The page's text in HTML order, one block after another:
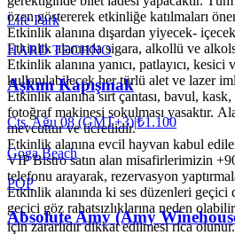
özen göstererek etkinliğe katılmaları
Etkinlik alanına dışardan yiyecek-
Etkinlik alanında sigara, alkollü ve
Etkinlik alanına yanıcı, patlayıcı, kesici
kullanılabilecek her türlü alet ve lazer
Etkinlik alanına sırt çantası, bavul,
fotoğraf makinesi sokulması yasaktır.
mevcuttur ve ücretlidir.
Etkinlik alanına evcil hayvan kabul
VIP Bistro satın alan misafirlerimizin
telefonu arayarak, rezervasyon
Etkinlik alanında ki ses düzenleri geçici
geçici göz rahatsızlıklarına neden
için zararlıdır dikkat edilmesi rica
Life Park
HARD TECHNO
Aşkım Kapışmak
Cts, Ağu 08 (GMT+3)|₺1.100
Goga Beach
POP
Absolute Amy (Amy